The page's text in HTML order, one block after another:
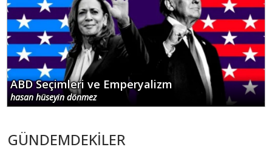
ABD Seçimleri ve Emperyalizm
hasan hüseyin dönmez
GÜNDEMDEKİLER